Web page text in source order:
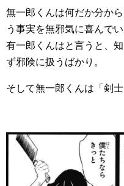
無一郎くんは何だか分か
う事実を無邪気に喜んでい
有一郎くんはと言うと、
ず邪険に扱うばかり。
そして無一郎くんは「剣